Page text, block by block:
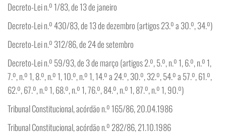
Decreto-Lei n.º 1/83, de 13 de janeiro
Decreto-Lei n.º 430/83, de 13 de dezembro (artigos 23.º a 30.º, 34.º)
Decreto-Lei n.º 312/86, de 24 de setembro
Decreto-Lei n.º 59/93, de 3 de março (artigos 2.º, 5.º, n.º 1, 6.º, n.º 1,
7.º, n.º 1, 8.º, n.º 1, 10.º, n.º 1, 14.º a 24.º, 30.º, 32.º, 54.º a 57.º, 61.º,
62.º, 67.º, n.º 1, 68.º, n.º 1, 76.º, 84.º, n.º 1, 87.º, n.º 1, 90.º)
Tribunal Constitucional, acórdão n.º 165/86, 20.04.1986
Tribunal Constitucional, acórdão n.º 282/86, 21.10.1986